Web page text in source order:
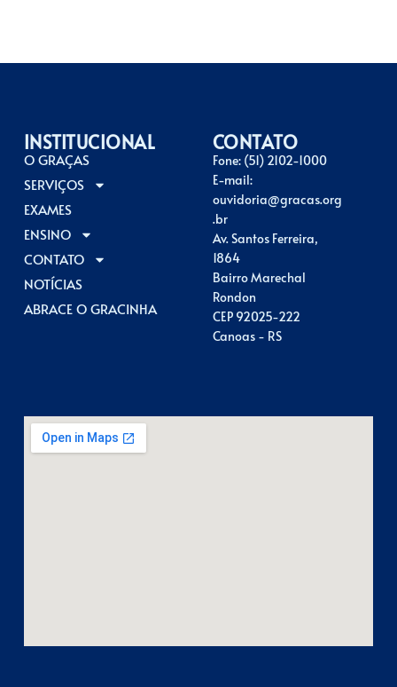
INSTITUCIONAL
O GRAÇAS
SERVIÇOS
EXAMES
ENSINO
CONTATO
NOTÍCIAS
ABRACE O GRACINHA
CONTATO
Fone: (51) 2102-1000
E-mail:
ouvidoria@gracas.org
.br
Av. Santos Ferreira,
1864
Bairro Marechal
Rondon
CEP 92025-222
Canoas - RS